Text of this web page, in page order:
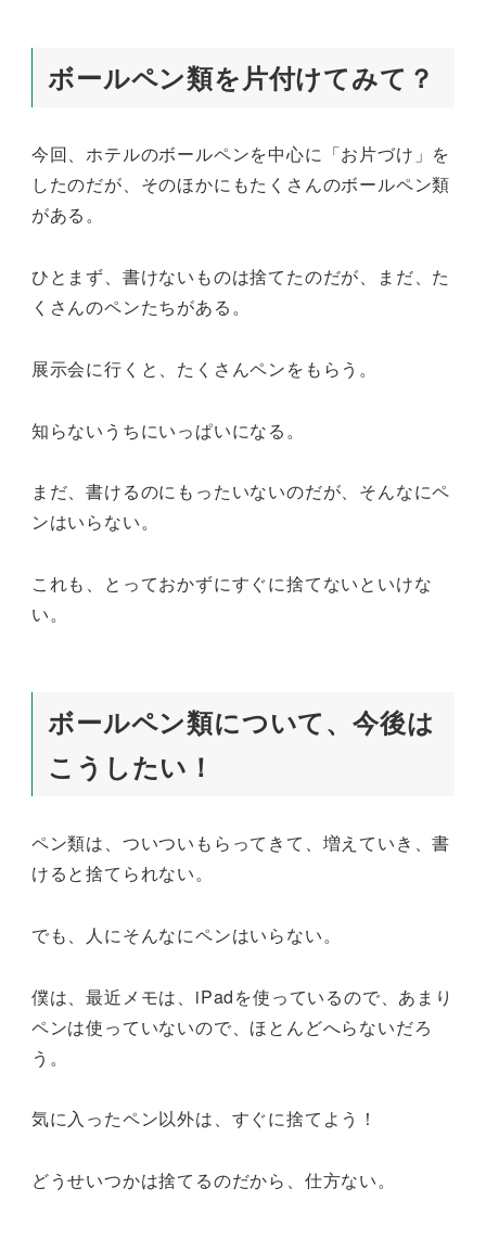
ボールペン類を片付けてみて？
今回、ホテルのボールペンを中心に「お片づけ」を
したのだが、そのほかにもたくさんのボールペン類
がある。
ひとまず、書けないものは捨てたのだが、まだ、た
くさんのペンたちがある。
展示会に行くと、たくさんペンをもらう。
知らないうちにいっぱいになる。
まだ、書けるのにもったいないのだが、そんなにペ
ンはいらない。
これも、とっておかずにすぐに捨てないといけな
い。
ボールペン類について、今後は
こうしたい！
ペン類は、ついついもらってきて、増えていき、書
けると捨てられない。
でも、人にそんなにペンはいらない。
僕は、最近メモは、iPadを使っているので、あまり
ペンは使っていないので、ほとんどへらないだろ
う。
気に入ったペン以外は、すぐに捨てよう！
どうせいつかは捨てるのだから、仕方ない。